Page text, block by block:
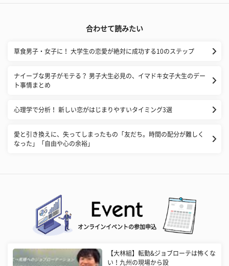
合わせて読みたい
草食男子・女子に！ 大学生の恋愛が絶対に成功する10のステップ
ナイーブな男子がモテる？ 男子大生必見の、イマドキ女子大生のデー
ト事情まとめ
心理学で分析！ 新しい恋がはじまりやすいタイミング3選
愛と引き換えに、失ってしまったもの「友だち。時間の配分が難しく
なった」「自由や心の余裕」
オンラインイベントの参加申込
【大林組】転勤&ジョブローテは怖くな
い！九州の現場から設